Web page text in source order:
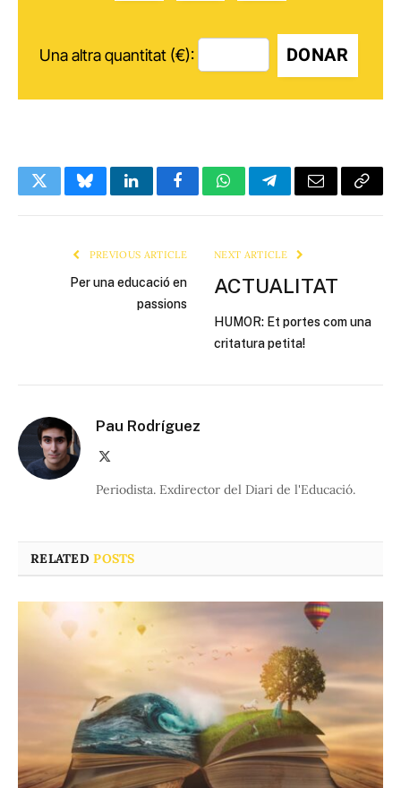
Una altra quantitat (€): DONAR
TwitterBlueskyLinkedInFacebookWhatsAppTelegramEmail Copy
PREVIOUS ARTICLE
Per una educació en
passions
NEXT ARTICLE
ACTUALITAT
HUMOR: Et portes com una
critatura petita!
Pau Rodríguez
Periodista. Exdirector del Diari de l'Educació.
RELATEDPOSTS